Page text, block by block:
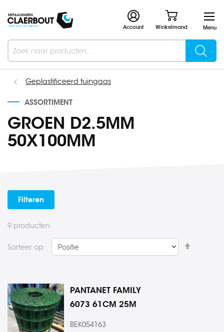
Menu
Winkelmand
Account
Search
Geplastificeerd tuingaas
ASSORTIMENT
GROEN D2.5MM
50X100MM
9 producten
Sorteer op
PANTANET FAMILY
6073 61CM 25M
BEK054163
Filteren